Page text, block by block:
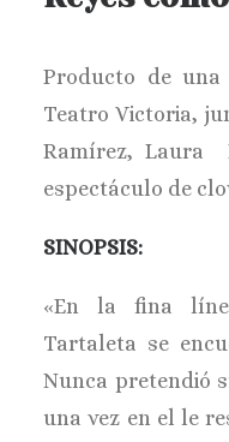
Producto de
Teatro Victoria,
Ramírez, Laura
espectáculo de
SINOPSIS:
«En la fina
Tartaleta se
Nunca pretendió
una vez en el le